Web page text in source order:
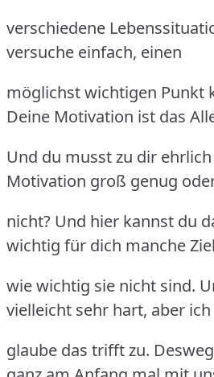
verschiedene
versuche einfach, einen
möglichst wichtigen Punkt
Deine Motivation ist das
Und du musst zu dir
Motivation groß genug
nicht? Und hier kannst du
wichtig für dich manche
wie wichtig sie nicht sind.
vielleicht sehr hart, aber ich
glaube das trifft zu.